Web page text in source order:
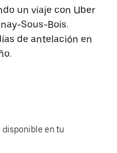
un viaje con Uber
Sous-Bois.
de antelación en
disponible en tu